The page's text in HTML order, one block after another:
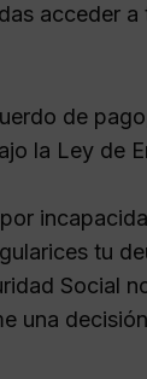
acceder a
de
la Ley de
tu
Social
una